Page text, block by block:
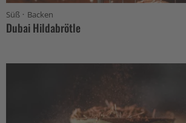
Süß · Backen
Dubai Hildabrötle